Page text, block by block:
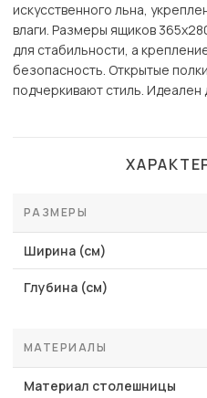
искусственного льна,
влаги. Размеры ящиков
для стабильности, а
безопасность. Открытые
подчеркивают стиль.
РАЗМЕРЫ
Ширина (см)
Глубина (см)
МАТЕРИАЛЫ
Материал столешницы